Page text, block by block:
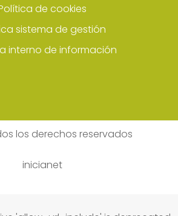
de cookies
sistema de gestión
interno de información
los derechos reservados
inicianet